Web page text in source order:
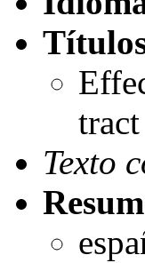
Texto